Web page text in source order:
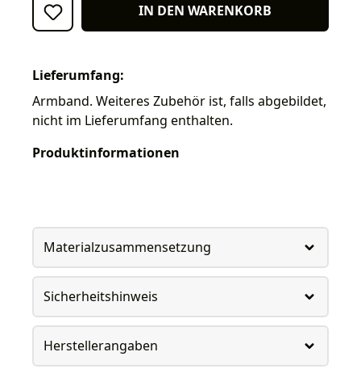
IN DEN WARENKORB
Lieferumfang:
Armband. Weiteres Zubehör ist, falls abgebildet,
nicht im Lieferumfang enthalten.
Produktinformationen
Materialzusammensetzung
Sicherheitshinweis
Herstellerangaben